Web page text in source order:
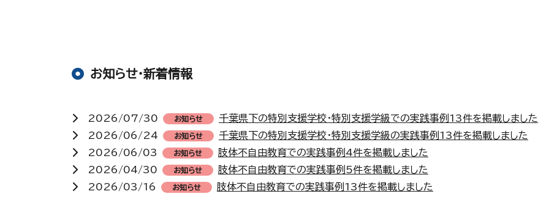
お知らせ・新着情報
2026/07/30 お知らせ
千葉県下の特別支援学校・特別支援学級での実践事例13件を掲載しました
2026/06/24
お知らせ
千葉県下の特別支援学校・特別支援学級の実践事例13件を掲載しました
2026/06/03
お知らせ
肢体不自由教育での実践事例4件を掲載しました
2026/04/30
お知らせ
肢体不自由教育での実践事例5件を掲載しました
2026/03/16
お知らせ 肢体不自由教育での実践事例13件を掲載しました